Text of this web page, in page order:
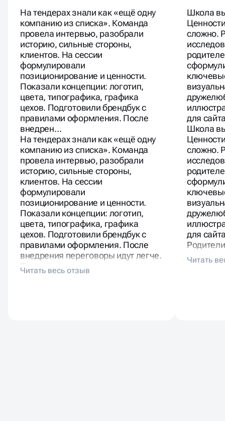
На тендерах знали как «ещё одну
компанию из списка». Команда
провела интервью, разобрали
историю, сильные стороны,
клиентов. На сессии
формулировали
позиционирование и ценности.
Показали концепции: логотип,
цвета, типографика, графика
цехов. Подготовили брендбук с
правилами оформления. После
внедрен…
На тендерах знали как «ещё одну
компанию из списка». Команда
провела интервью, разобрали
историю, сильные стороны,
клиентов. На сессии
формулировали
позиционирование и ценности.
Показали концепции: логотип,
цвета, типографика, графика
цехов. Подготовили брендбук с
правилами оформления. После
внедрения переговоры идут легче.
Партнёры отмечают, что проще
презентовать руководству.
Школа
сложно.
для
Школа
сложно.
для
«нашла